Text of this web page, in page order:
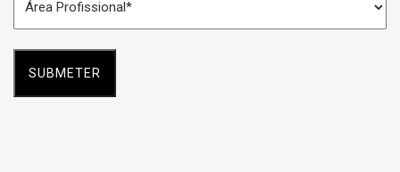
Profissional
*